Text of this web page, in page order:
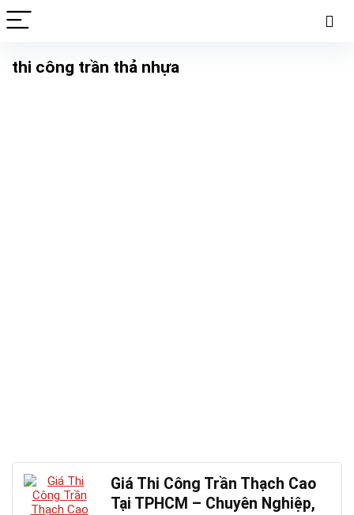
thi công trần thả nhựa
Giá Thi Công Trần Thạch Cao
Tại TPHCM – Chuyên Nghiệp,